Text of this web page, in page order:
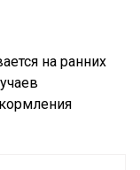
на ранних